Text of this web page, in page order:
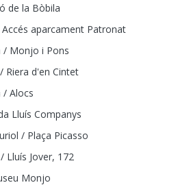
de la Bòbila
aparcament Patronat
/ Monjo i Pons
Riera d'en Cintet
/ Alocs
Lluís Companys
/ Plaça Picasso
Lluís Jover, 172
Monjo